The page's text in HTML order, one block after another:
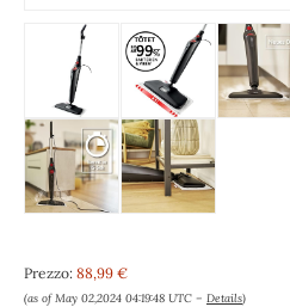
Prezzo: 88,99 €
(as of May 02,2024 04:19:48 UTC – Details)